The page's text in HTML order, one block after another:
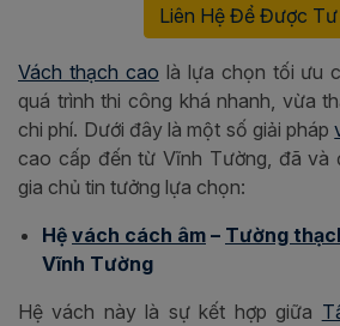
Liên Hệ Để Được Tư
Vách thạch cao là lựa chọn tối ưu
quá trình thi công khá nhanh, vừa
chi phí. Dưới đây là một số giải pháp
cao cấp đến từ Vĩnh Tường, đã và
gia chủ tin tưởng lựa chọn:
Hệ vách cách âm – Tường
Vĩnh Tường
Hệ vách này là sự kết hợp giữa